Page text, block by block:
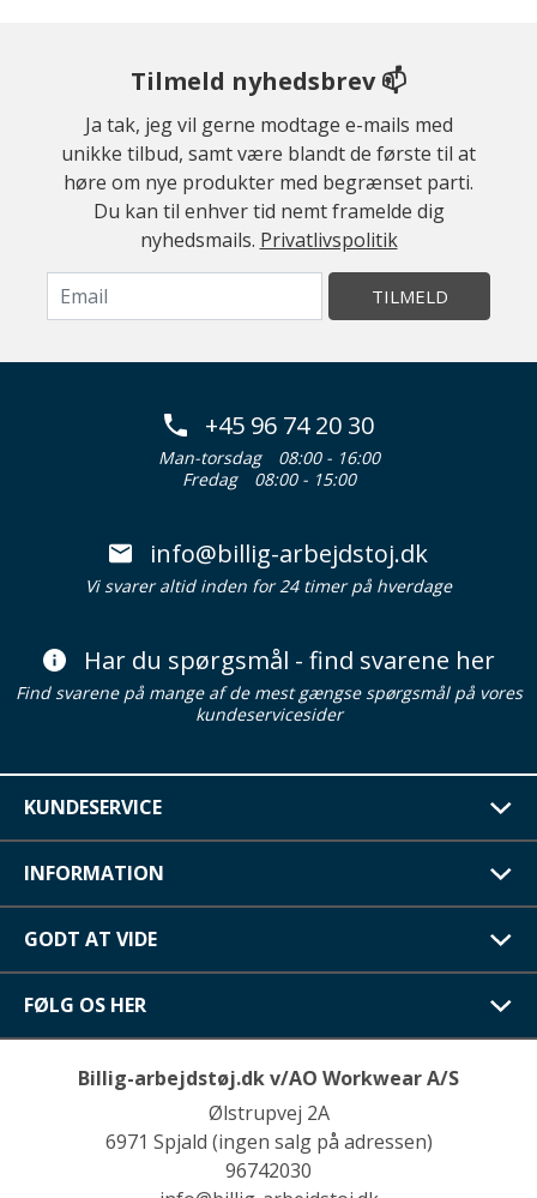
Tilmeld nyhedsbrev 📫
Ja tak, jeg vil gerne modtage e-mails med
unikke tilbud, samt være blandt de første til at
høre om nye produkter med begrænset parti.
Du kan til enhver tid nemt framelde dig
nyhedsmails. Privatlivspolitik
TILMELD
+45 96 74 20 30
Man-torsdag
08:00 - 16:00
Fredag
08:00 - 15:00
info@billig-arbejdstoj.dk
Vi svarer altid inden for 24 timer på hverdage
Har du spørgsmål - find svarene her
Find svarene på mange af de mest gængse spørgsmål på vores
kundeservicesider
KUNDESERVICE
INFORMATION
GODT AT VIDE
FØLG OS HER
Billig-arbejdstøj.dk v/AO Workwear A/S
Ølstrupvej 2A
6971 Spjald (ingen salg på adressen)
96742030